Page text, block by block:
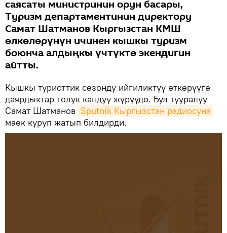
саясаты министринин орун басары,
Туризм департаментинин директору
Самат Шатманов Кыргызстан КМШ
өлкөлөрүнүн ичинен кышкы туризм
боюнча алдыңкы үчтүктө экендигин
айтты.
Кышкы туристтик сезонду ийгиликтүү өткөрүүгө
даярдыктар толук кандуу жүрүүдө. Бул тууралуу
Самат Шатманов Sputnik Кыргызстан радиосуна
маек куруп жатып билдирди.